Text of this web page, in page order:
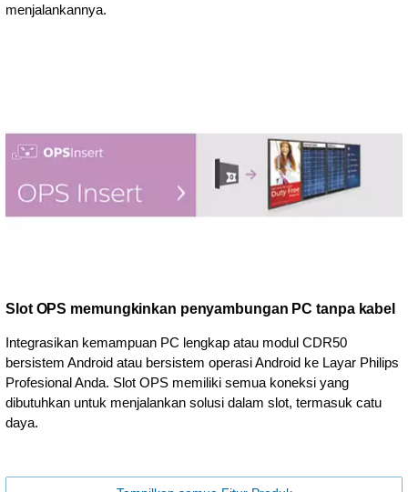
menjalankannya.
Slot OPS memungkinkan penyambungan PC tanpa kabel
Integrasikan kemampuan PC lengkap atau modul CDR50
bersistem Android atau bersistem operasi Android ke Layar Philips
Profesional Anda. Slot OPS memiliki semua koneksi yang
dibutuhkan untuk menjalankan solusi dalam slot, termasuk catu
daya.